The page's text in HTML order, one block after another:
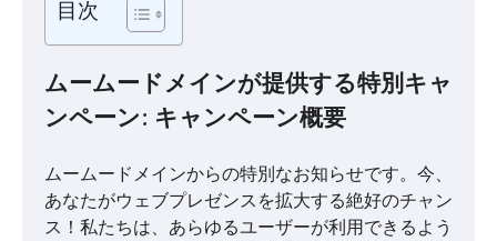
目次
ムームードメインが提供する特別キャ
ンペーン: キャンペーン概要
ムームードメインからの特別なお知らせです。今、
あなたがウェブプレゼンスを拡大する絶好のチャン
ス！私たちは、あらゆるユーザーが利用できるよう